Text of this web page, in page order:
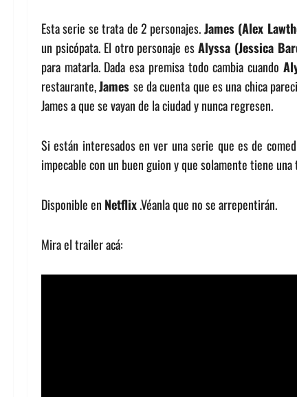
Esta serie se trata de 2 personajes.James (Alex
un psicópata. El otro personaje esAlyssa (Jessica
para matarla. Dada esa premisa todo cambia cuando
restaurante,James se da cuenta que es una chica
James a que se vayan de la ciudad y nunca regresen.
Si están interesados en ver una serie que es de
impecable con un buen guion y que solamente tiene
Disponible en Netflix.Véanla que no se arrepentirán.
Mira el trailer acá: